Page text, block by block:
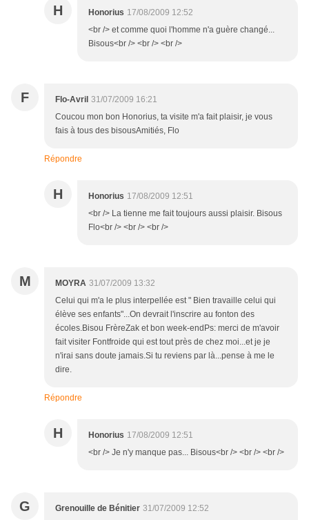
H Honorius 17/08/2009 12:52
<br /> et comme quoi l'homme n'a guère changé...
Bisous<br /> <br /> <br />
F Flo-Avril 31/07/2009 16:21
Coucou mon bon Honorius, ta visite m'a fait plaisir, je vous
fais à tous des bisousAmitiés, Flo
Répondre
H Honorius 17/08/2009 12:51
<br /> La tienne me fait toujours aussi plaisir. Bisous
Flo<br /> <br /> <br />
M MOYRA 31/07/2009 13:32
Celui qui m'a le plus interpellée est " Bien travaille celui qui
élève ses enfants"...On devrait l'inscrire au fonton des
écoles.Bisou FrèreZak et bon week-endPs: merci de m'avoir
fait visiter Fontfroide qui est tout près de chez moi...et je je
n'irai sans doute jamais.Si tu reviens par là...pense à me le
dire.
Répondre
H Honorius 17/08/2009 12:51
<br /> Je n'y manque pas... Bisous<br /> <br /> <br />
G Grenouille de Bénitier 31/07/2009 12:52